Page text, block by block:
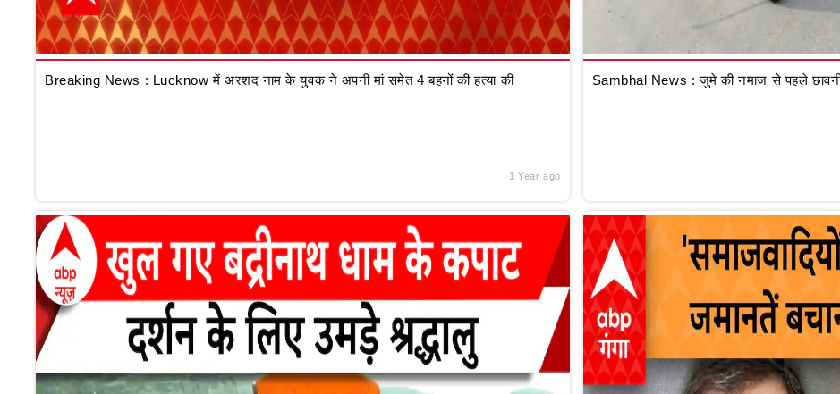
Breaking News : Lucknow में अरशद नाम के युवक ने अपनी मां समेत 4 बहनों की हत्या की
1 Year ago
Sambhal News : जुमे की नमाज से पहले